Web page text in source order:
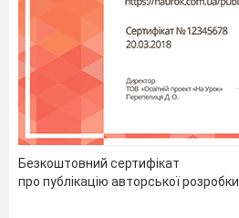
Безкоштовний сертифікат
про публікацію авторської розробки